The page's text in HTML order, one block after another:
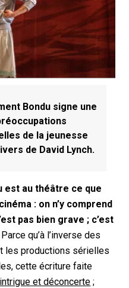
Bondu signe une
de la jeunesse
de David Lynch.
est au théâtre ce que
: on n’y comprend
pas bien grave ; c’est
Parce qu’à l’inverse des
les productions sérielles
cette écriture faite
intrigue et déconcerte ;